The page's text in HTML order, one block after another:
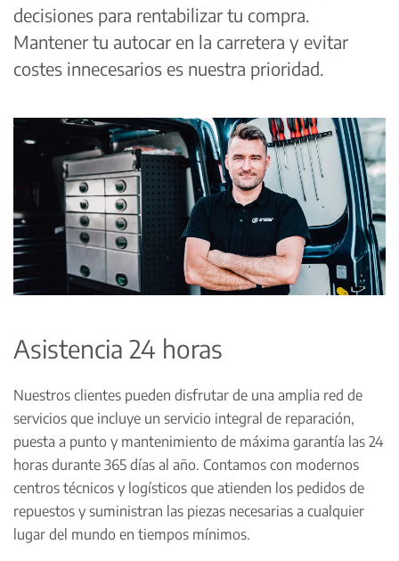
decisiones para rentabilizar tu compra.
Mantener tu autocar en la carretera y evitar
costes innecesarios es nuestra prioridad.
Asistencia 24 horas
Nuestros clientes pueden disfrutar de una amplia red de
servicios que incluye un servicio integral de reparación,
puesta a punto y mantenimiento de máxima garantía las 24
horas durante 365 días al año. Contamos con modernos
centros técnicos y logísticos que atienden los pedidos de
repuestos y suministran las piezas necesarias a cualquier
lugar del mundo en tiempos mínimos.